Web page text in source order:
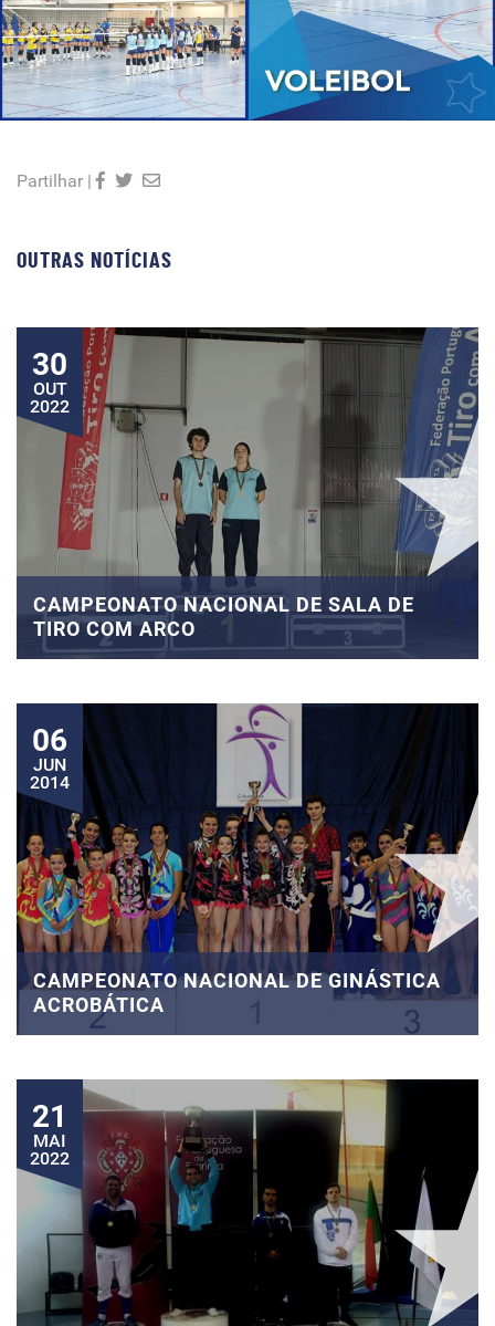
Partilhar |
OUTRAS NOTÍCIAS
30
OUT
2022
CAMPEONATO NACIONAL DE SALA DE
TIRO COM ARCO
06
JUN
2014
CAMPEONATO NACIONAL DE GINÁSTICA
ACROBÁTICA
21
MAI
2022